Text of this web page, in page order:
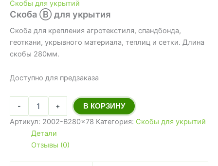
Скобы для укрытий
Скоба Ⓑ для укрытия
Скоба для крепления агротекстиля, спандбонда,
геоткани, укрывного материала, теплиц и сетки. Длина
скобы 280мм.
Доступно для предзаказа
- + В КОРЗИНУ
Артикул: 2002-B280x78 Категория: Скобы для укрытий
Детали
Отзывы (0)